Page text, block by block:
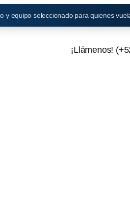
y equipo seleccionado para quienes
¡Llámenos!